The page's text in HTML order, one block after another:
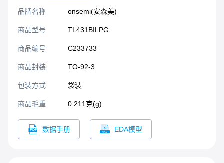
品牌名称 onsemi(安森美)
商品型号 TL431BILPG
商品编号 C233733
商品封装 TO-92-3​
包装方式 袋装
商品毛重 0.211克(g)
数据手册 EDA模型